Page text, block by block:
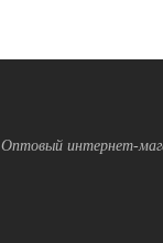
Оптовый интернет-